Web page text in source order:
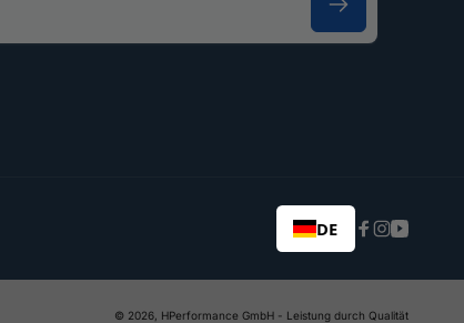
DE
Facebook
Instagram
© 2026, HPerformance GmbH - Leistung durch Qualität